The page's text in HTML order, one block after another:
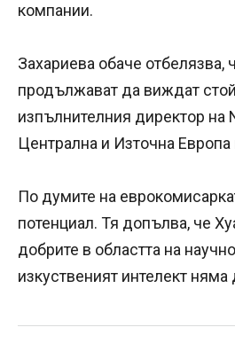
компании.
Захариева обаче отбелязва,
продължават да виждат
изпълнителния директор
Централна и Източна Европа
По думите на
потенциал. Тя допълва, че
добрите в областта на
изкуственият интелект